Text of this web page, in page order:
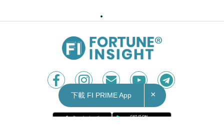
下載 FI PRIME App ×